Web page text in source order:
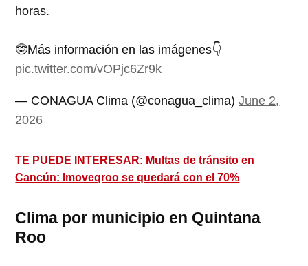
horas.
🤓Más información en las imágenes👇
pic.twitter.com/vOPjc6Zr9k
— CONAGUA Clima (@conagua_clima)June 2,
2026
TE PUEDE INTERESAR: Multas de tránsito en
Cancún: Imoveqroo se quedará con el 70%
Clima por municipio en Quintana
Roo